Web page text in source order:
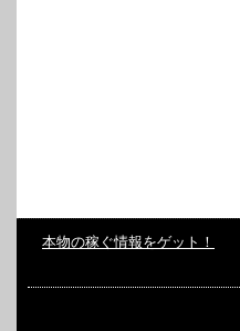
本物の稼ぐ情報をゲット！